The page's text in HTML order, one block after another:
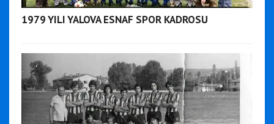
1979 YILI YALOVA ESNAF SPOR KADROSU